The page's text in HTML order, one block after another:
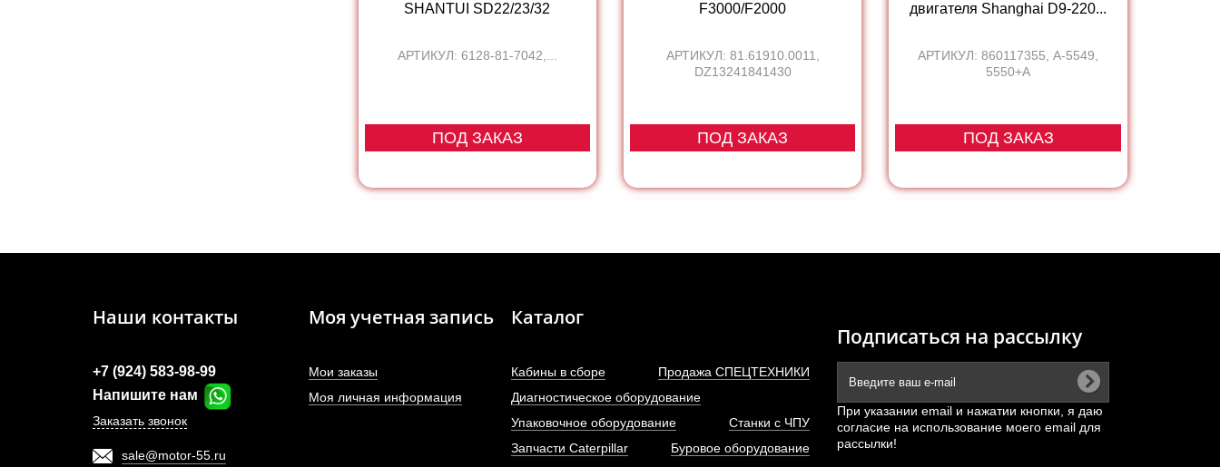
SHANTUI SD22/23/32
АРТИКУЛ: 6128-81-7042,...
ПОД ЗАКАЗ
F3000/F2000
АРТИКУЛ: 81.61910.0011,
DZ13241841430
ПОД ЗАКАЗ
двигателя Shanghai D9-220...
АРТИКУЛ: 860117355, А-5549,
5550+А
ПОД ЗАКАЗ
Фильтр воздушный KW2442 Фильтр воздушный KW2036
Наши контакты
+7 (924) 583-98-99
Напишите нам
Заказать звонок
sale@motor-55.ru
Моя учетная запись
Мои заказы
Моя личная информация
Каталог
Кабины в сборе
Продажа СПЕЦТЕХНИКИ
Диагностическое оборудование
Упаковочное оборудование
Станки с ЧПУ
Запчасти Caterpillar
Буровое оборудование
Подписаться на рассылку
При указании email и нажатии кнопки, я даю
согласие на использование моего email для
рассылки!